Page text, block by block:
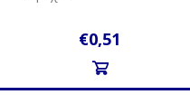
€0,51